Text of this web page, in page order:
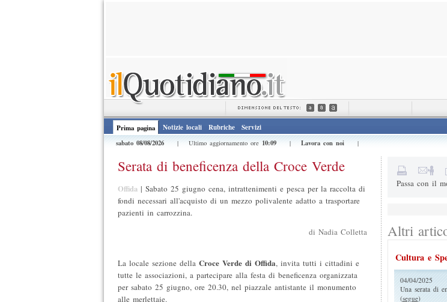
Prima pagina Notizie locali Rubriche
Servizi
sabato 08/08/2026
| Ultimo aggiornamento ore 10:09| Lavora con noi|
Serata di beneficenza della Croce Verde
Offida| Sabato 25 giugno cena, intrattenimenti e pesca per la raccolta di
fondi necessari all'acquisto di un mezzo polivalente adatto a trasportare
pazienti in carrozzina.
di Nadia Colletta
La locale sezione della Croce Verde di Offida, invita tutti i cittadini e
tutte le associazioni, a partecipare alla festa di beneficenza organizzata
per sabato 25 giugno, ore 20.30, nel piazzale antistante il monumento
alle merlettaie.
Passa con il
Il
Altri
Cultura e
04/04/2025
Una serata di
(segue)